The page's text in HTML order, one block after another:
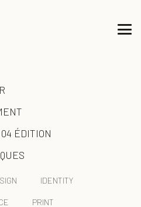
04 ÉDITION
IDENTITY
PRINT